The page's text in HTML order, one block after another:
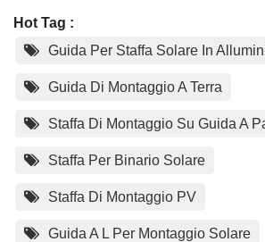
Hot Tag :
Guida Per Staffa Solare In
Guida Di Montaggio A Terra
Staffa Di Montaggio Su Guida A
Staffa Per Binario Solare
Staffa Di Montaggio PV
Guida A L Per Montaggio Solare